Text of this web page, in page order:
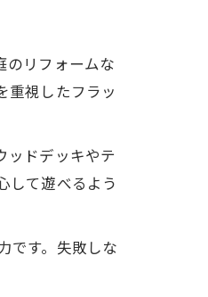
のリフォームな
重視したフラッ
ッドデッキやテ
して遊べるよう
です。失敗しな